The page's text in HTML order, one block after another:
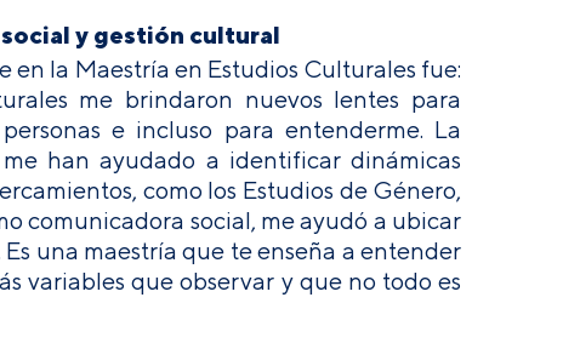
y gestión cultural
en la Maestría en Estudios Culturales fue:
me brindaron nuevos lentes para
e incluso para entenderme. La
han ayudado a identificar dinámicas
como los Estudios de Género,
comunicadora social, me ayudó a ubicar
una maestría que te enseña a entender
variables que observar y que no todo es